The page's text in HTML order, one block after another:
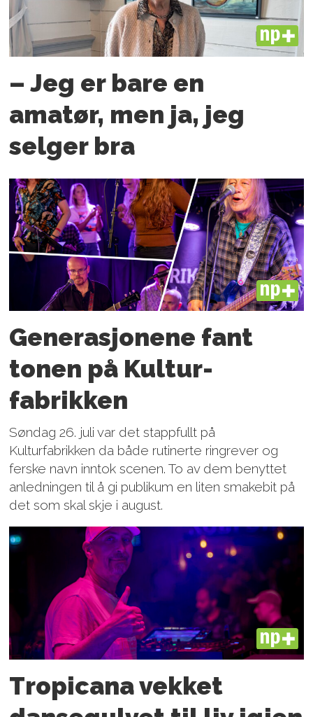
PLUS
– Jeg er bare en
amatør, men ja, jeg
selger bra
PLUS
Generasjonene fant
tonen på Kultur­
fabrikken
Søndag 26. juli var det stappfullt på
Kulturfabrikken da både rutinerte ringrever og
ferske navn inntok scenen. To av dem benyttet
anledningen til å gi publikum en liten smakebit på
det som skal skje i august.
PLUS
Tropicana vekket